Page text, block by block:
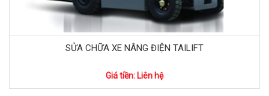
SỬA CHỮA XE NÂNG ĐIỆN TAILIFT
Giá tiền: Liên hệ